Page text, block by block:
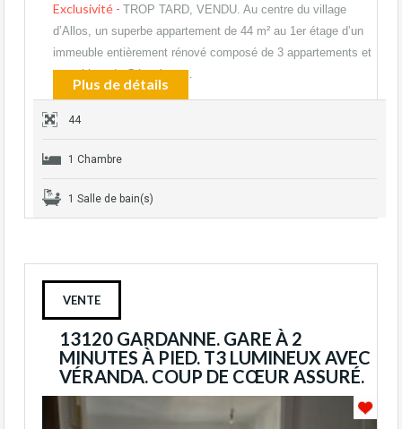
Exclusivité - TROP TARD, VENDU. Au centre du village
d’Allos, un superbe appartement de 44 m² au 1er étage d’un
immeuble entièrement rénové composé de 3 appartements et
un cabinet de Géomètre.…
Plus de détails
44
1 Chambre
1 Salle de bain(s)
VENTE
13120 GARDANNE. GARE À 2
MINUTES À PIED. T3 LUMINEUX AVEC
VÉRANDA. COUP DE CŒUR ASSURÉ.